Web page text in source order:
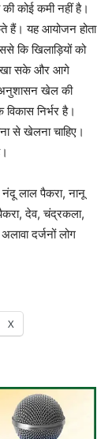
की कोई कमी नहीं है।
हैं। यह आयोजन होता
कि खिलाड़ियों को
सके और आगे
अनुशासन खेल की
निर्भर है।
से खेलना चाहिए।
लाल पैकरा, नानू
देव, चंद्रकला,
दर्जनों लोग
X